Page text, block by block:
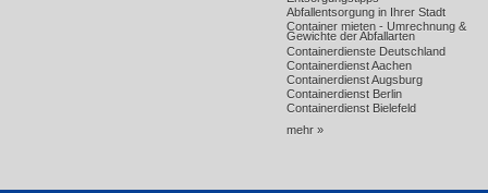
Abfallentsorgung in Ihrer Stadt
Container mieten - Umrechnung &
Gewichte der Abfallarten
Containerdienste Deutschland
Containerdienst Aachen
Containerdienst Augsburg
Containerdienst Berlin
Containerdienst Bielefeld
mehr »